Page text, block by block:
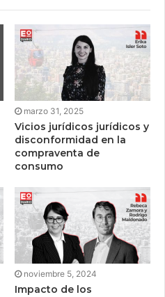
marzo 31, 2025
Vicios jurídicos jurídicos y
disconformidad en la
compraventa de
consumo
noviembre 5, 2024
Impacto de los